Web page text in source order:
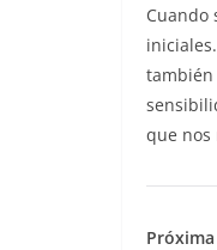
Cuando
también
que nos